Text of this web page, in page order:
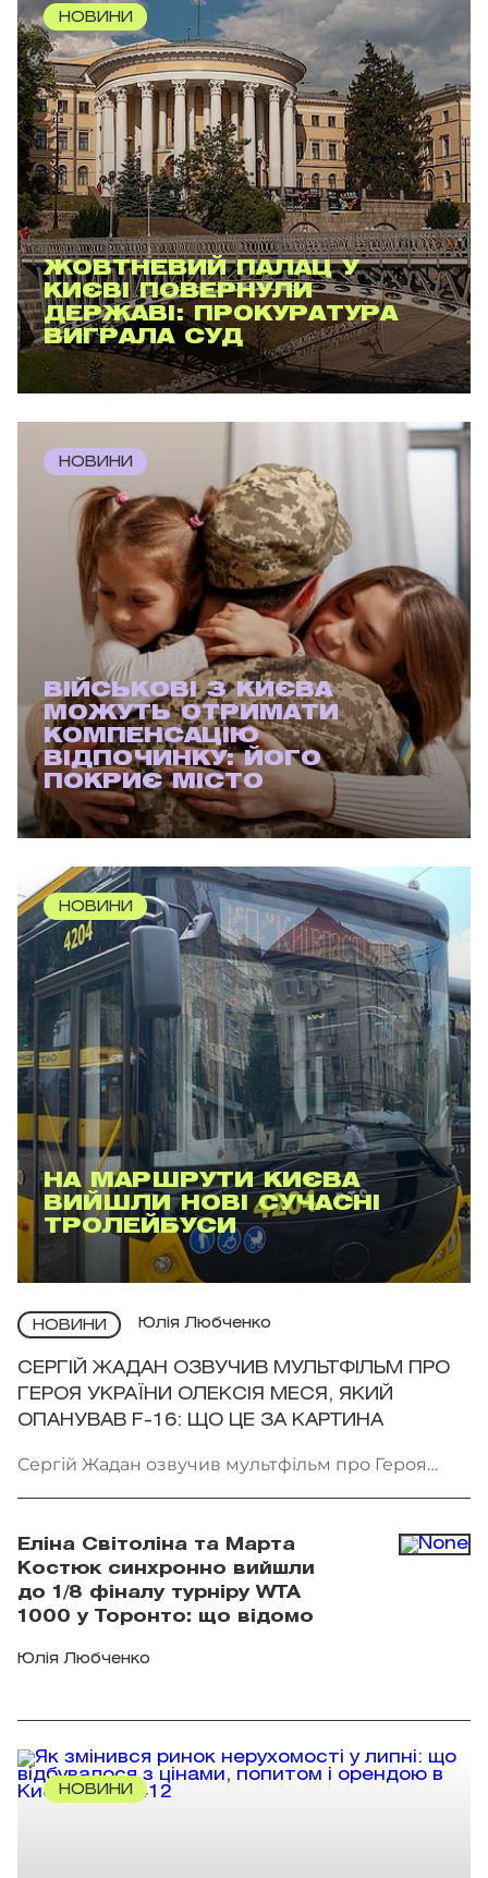
НОВИНИ
ЖОВТНЕВИЙ ПАЛАЦ У
КИЄВІ ПОВЕРНУЛИ
ДЕРЖАВІ: ПРОКУРАТУРА
ВИГРАЛА СУД
НОВИНИ
ВІЙСЬКОВІ З КИЄВА
МОЖУТЬ ОТРИМАТИ
КОМПЕНСАЦІЮ
ВІДПОЧИНКУ: ЙОГО
ПОКРИЄ МІСТО
НОВИНИ
НА МАРШРУТИ КИЄВА
ВИЙШЛИ НОВІ СУЧАСНІ
ТРОЛЕЙБУСИ
НОВИНИ Юлія Любченко
СЕРГІЙ ЖАДАН ОЗВУЧИВ МУЛЬТФІЛЬМ ПРО
ГЕРОЯ УКРАЇНИ ОЛЕКСІЯ МЕСЯ, ЯКИЙ
ОПАНУВАВ F-16: ЩО ЦЕ ЗА КАРТИНА
Сергій Жадан озвучив мультфільм про Героя
Еліна Світоліна та Марта
Костюк синхронно вийшли
до 1/8 фіналу турніру WTA
1000 у Торонто: що відомо
Юлія Любченко
НОВИНИ